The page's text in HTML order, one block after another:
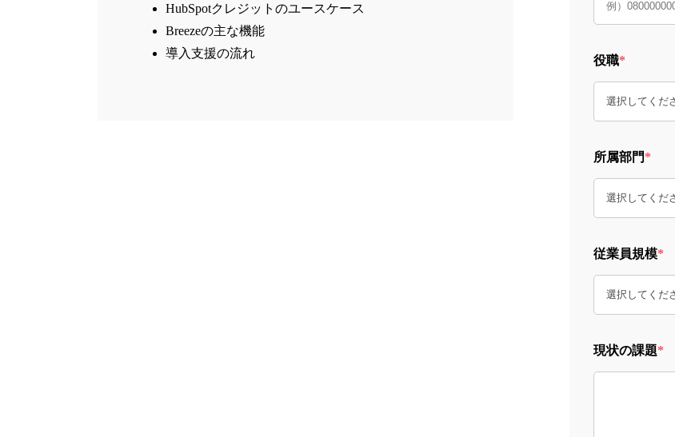
役職*
所属部門*
従業員規模*
現状の課題*
HubSpotクレジットのユースケース
Breezeの主な機能
導入支援の流れ